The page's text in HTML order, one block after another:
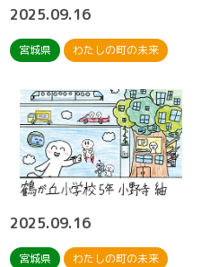
2025.09.16
宮城県 わたしの町の未来
2025.09.16
宮城県 わたしの町の未来